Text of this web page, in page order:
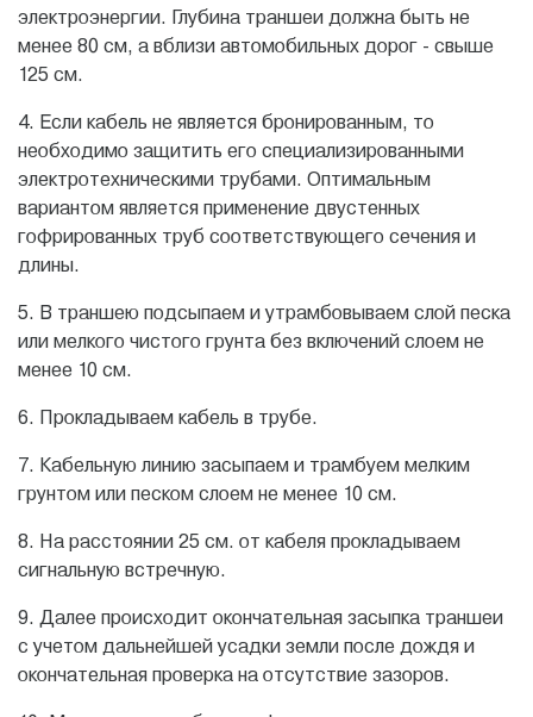
электроэнергии. Глубина траншеи должна быть не
менее 80 см, а вблизи автомобильных дорог - свыше
125 см.
4. Если кабель не является бронированным, то
необходимо защитить его специализированными
электротехническими трубами. Оптимальным
вариантом является применение двустенных
гофрированных труб соответствующего сечения и
длины.
5. В траншею подсыпаем и утрамбовываем слой песка
или мелкого чистого грунта без включений слоем не
менее 10 см.
6. Прокладываем кабель в трубе.
7. Кабельную линию засыпаем и трамбуем мелким
грунтом или песком слоем не менее 10 см.
8. На расстоянии 25 см. от кабеля прокладываем
сигнальную встречную.
9. Далее происходит окончательная засыпка траншеи
с учетом дальнейшей усадки земли после дождя и
окончательная проверка на отсутствие зазоров.